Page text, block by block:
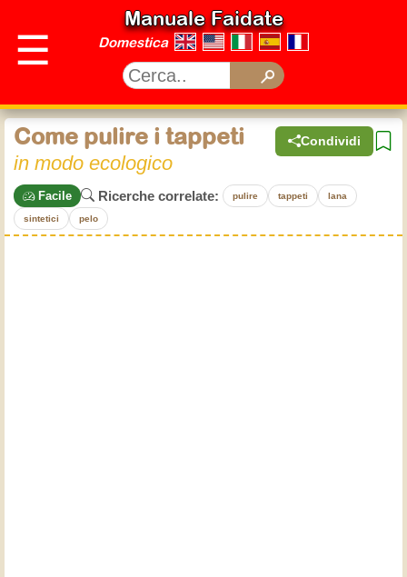
☰
Manuale Faidate
Domestica
Condividi
Come pulire i tappeti
in modo ecologico
Facile Ricerche correlate: pulire tappeti lana
sintetici pelo